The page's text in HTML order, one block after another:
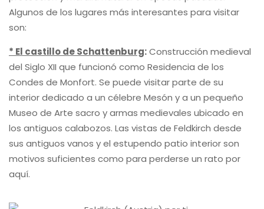
Algunos de los lugares más interesantes para visitar
son:
* El castillo de Schattenburg:Construcción medieval
del Siglo XII que funcionó como Residencia de los
Condes de Monfort. Se puede visitar parte de su
interior dedicado a un célebre Mesón y a un pequeño
Museo de Arte sacro y armas medievales ubicado en
los antiguos calabozos. Las vistas de Feldkirch desde
sus antiguos vanos y el estupendo patio interior son
motivos suficientes como para perderse un rato por
aquí.